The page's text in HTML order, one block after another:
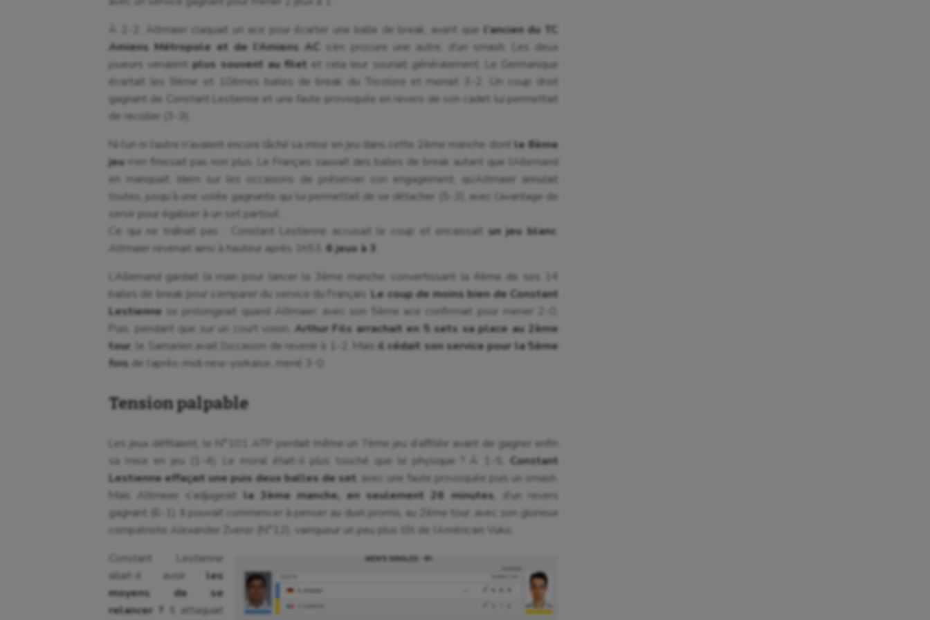
À 2-2, Altmaier claquait un ace pour écarter une balle de break, avant que l’ancien du TC
Amiens Métropole et de l’Amiens AC
s’en procure une autre, d’un smash. Les deux
joueurs venaientplus souvent au filet et cela leur souriait généralement. Le Germanique
écartait les 9ème et 10èmes balles de break du Tricolore et menait 3-2. Un coup droit
gagnant de Constant Lestienne et une faute provoquée en revers de son cadet lui permettait
de recoller (3-3).
Ni l’un ni l’autre n’avaient encore lâché sa mise en jeu dans cette 2ème manche dont le 8ème
jeu n’en finissait pas non plus. Le Français sauvait des balles de break autant que l’Allemand
en manquait. Idem sur les occasions de préserver son engagement, qu’Altmaier annulait
toutes, jusqu’à une volée gagnante qui lui permettait de se détacher (5-3), avec l’avantage de
servir pour égaliser à un set partout…
Ce qui ne traînait pas : Constant Lestienne accusait le coup et encaissait un jeu blanc
Altmaier revenait ainsi à hauteur après 1h53,
6 jeux à 3
L’Allemand gardait la main pour lancer la 3ème manche, convertissant la 4ème de ses 14
balles de break pour s’emparer du service du Français.Le coup de moins bien de Constant
Lestienne se prolongeait quand Altmaier, avec son 5ème ace confirmait pour mener 2-0.
Puis, pendant que sur un court voisin, Arthur Fils arrachait en 5 sets sa place au 2ème
tour , le Samarien avait l’occasion de revenir à 1-2. Maisil cédait son service pour la 5ème
fois de l’après-midi new-yorkaise, mené 3-0.
Tension palpable
Les jeux défilaient, le N°101 ATP perdait même un 7ème jeu d’affilée avant de gagner enfin
sa mise en jeu (1-4). Le moral était-il plus touché que le physique ? À 1-5, Constant
Lestienne effaçait une puis deux balles de set , avec une faute provoquée puis un smash.
Mais Altmeier s’adjugeait
la 3ème manche, en seulement 26 minutes , d’un revers
gagnant (6-1). Il pouvait commencer à penser au duel promis, au 2ème tour, avec son glorieux
compatriote Alexander Zverer (N°12), vainqueur un peu plus tôt de l’Américain Vukic.
Constant Lestienne
allait-il avoir les
moyens de se
relancer ? Il attaquait